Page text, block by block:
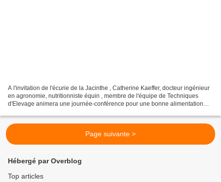
A l'invitation de l'écurie de la Jacinthe , Catherine Kaeffer, docteur ingénieur
en agronomie, nutritionniste équin , membre de l'équipe de Techniques
d'Elevage animera une journée-conférence pour une bonne alimentation
Page suivante >
Hébergé par Overblog
Top articles